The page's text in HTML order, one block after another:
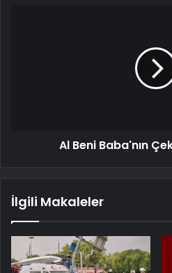
Al Beni Baba'nın
İlgili Makaleler